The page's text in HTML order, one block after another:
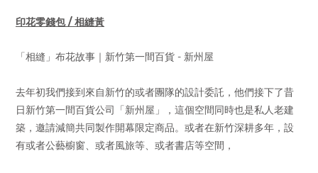
印花零錢包 / 相縫黃
「相縫」布花故事｜新竹第一間百貨 - 新州屋
去年初我們接到來自新竹的或者團隊的設計委託，他們接下了昔
日新竹第一間百貨公司「新州屋」，這個空間同時也是私人老建
築，邀請減簡共同製作開幕限定商品。或者在新竹深耕多年，設
有或者公藝櫥窗、或者風旅等、或者書店等空間，